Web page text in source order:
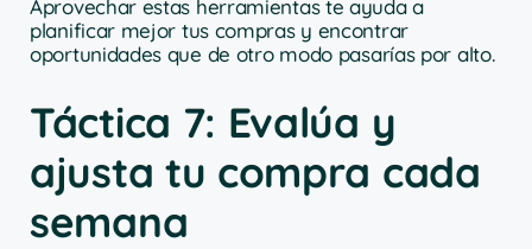
Aprovechar estas herramientas te ayuda a
planificar mejor tus compras y encontrar
oportunidades que de otro modo pasarías por alto.
Táctica 7: Evalúa y
ajusta tu compra cada
semana